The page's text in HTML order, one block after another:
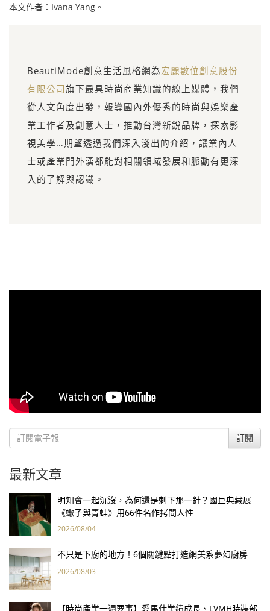
本文作者：Ivana Yang。
BeautiMode創意生活風格網為宏麗數位創意股份
有限公司旗下最具時尚商業知識的線上媒體，我們
從人文角度出發，報導國內外優秀的時尚與娛樂產
業工作者及創意人士，推動台灣新銳品牌，探索影
視美學…期望透過我們深入淺出的介紹，讓業內人
士或產業門外漢都能對相關領域發展和脈動有更深
入的了解與認識。
訂閱
最新文章
明知會一起沉沒，為何還是刺下那一針？國巨典藏展
《蠍子與青蛙》用66件名作拷問人性
2026/08/04
不只是下廚的地方！6個關鍵點打造網美系夢幻廚房
2026/08/03
【時尚產業一週要事】愛馬仕業績成長、LVMH時裝部